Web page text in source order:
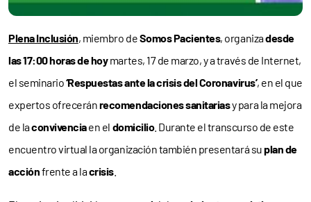
Plena Inclusión, miembro deSomos Pacientes, organizadesde
las 17:00 horas de hoymartes, 17 de marzo, y a través de Internet,
el seminario‘Respuestas ante la crisis del Coronavirus’, en el que
expertos ofreceránrecomendaciones sanitariasy para la mejora
de laconvivenciaen el domicilio. Durante el transcurso de este
encuentro virtual la organización también presentará suplan de
acciónfrente a lacrisis